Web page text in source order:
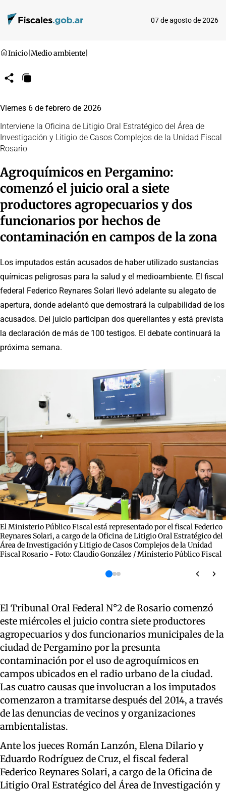
07 de agosto de 2026
Inicio Medio ambiente
CompartirCopiar
Viernes 6 de febrero de 2026
Interviene la Oficina de Litigio Oral Estratégico del Área de
Investigación y Litigio de Casos Complejos de la Unidad Fiscal
Rosario
Agroquímicos en Pergamino:
comenzó el juicio oral a siete
productores agropecuarios y dos
funcionarios por hechos de
contaminación en campos de la zona
Los imputados están acusados de haber utilizado sustancias
químicas peligrosas para la salud y el medioambiente. El fiscal
federal Federico Reynares Solari llevó adelante su alegato de
apertura, donde adelantó que demostrará la culpabilidad de los
acusados. Del juicio participan dos querellantes y está prevista
la declaración de más de 100 testigos. El debate continuará la
próxima semana.
El Ministerio Público Fiscal está representado por el fiscal Federico
Reynares Solari, a cargo de la Oficina de Litigio Oral Estratégico del
Área de Investigación y Litigio de Casos Complejos de la Unidad
Fiscal Rosario - Foto: Claudio González / Ministerio Público Fiscal
El Tribunal Oral Federal N°2 de Rosario comenzó
este miércoles el juicio contra siete productores
agropecuarios y dos funcionarios municipales de la
ciudad de Pergamino por la presunta
contaminación por el uso de agroquímicos en
campos ubicados en el radio urbano de la ciudad.
Las cuatro causas que involucran a los imputados
comenzaron a tramitarse después del 2014, a través
de las denuncias de vecinos y organizaciones
ambientalistas.
Ante los jueces Román Lanzón, Elena Dilario y
Eduardo Rodríguez de Cruz, el fiscal federal
Federico Reynares Solari, a cargo de la Oficina de
Litigio Oral Estratégico del Área de Investigación y